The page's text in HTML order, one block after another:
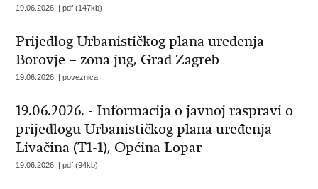
19.06.2026. | pdf (147kb)
Prijedlog Urbanističkog plana uređenja
Borovje – zona jug, Grad Zagreb
19.06.2026. | poveznica
19.06.2026. - Informacija o javnoj raspravi o
prijedlogu Urbanističkog plana uređenja
Livačina (T1-1), Općina Lopar
19.06.2026. | pdf (94kb)